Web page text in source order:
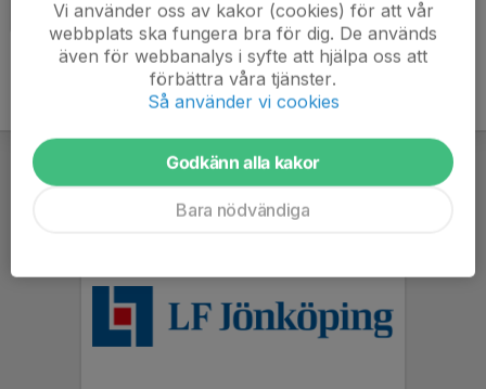
2023-07-08 | 10 st
Vi använder oss av kakor (cookies) för att vår
webbplats ska fungera bra för dig. De används
även för webbanalys i syfte att hjälpa oss att
förbättra våra tjänster.
Så använder vi cookies
Godkänn alla kakor
Bara nödvändiga